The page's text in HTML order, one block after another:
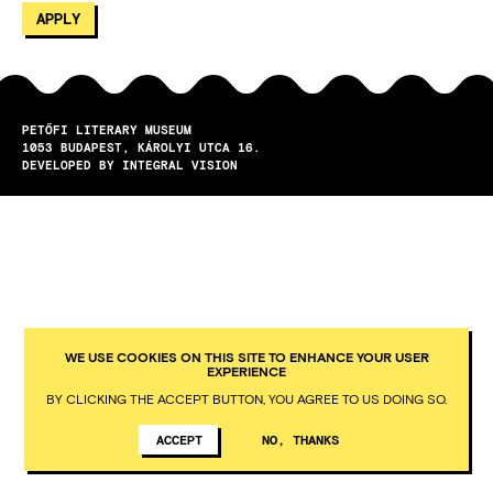
PETŐFI LITERARY MUSEUM
1053
BUDAPEST
KÁROLYI UTCA 16.
DEVELOPED BY INTEGRAL VISION
WE USE COOKIES ON THIS SITE TO ENHANCE YOUR USER
EXPERIENCE
BY CLICKING THE ACCEPT BUTTON, YOU AGREE TO US DOING SO.
ACCEPT NO, THANKS